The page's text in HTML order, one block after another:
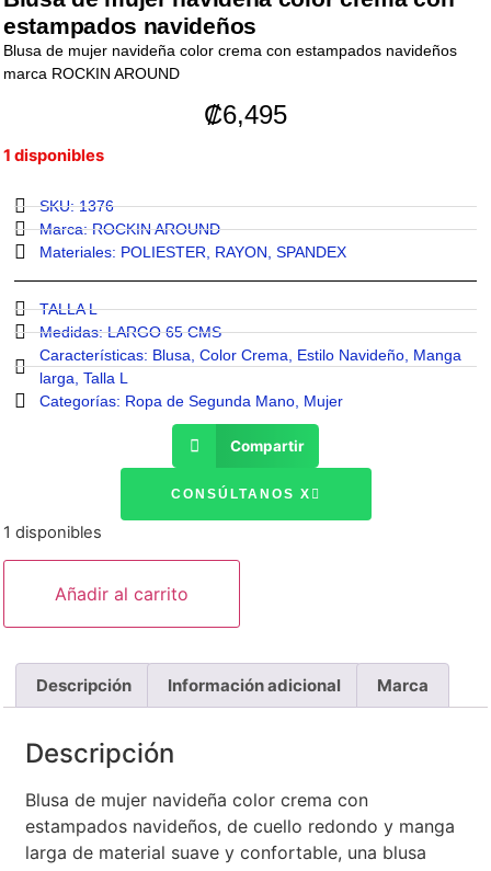
estampados navideños
Blusa de mujer navideña color crema con estampados navideños
marca ROCKIN AROUND
₡6,495
1 disponibles
SKU: 1376
Marca:ROCKIN AROUND
Materiales: POLIESTER RAYON SPANDEX
TALLA L
Medidas:LARGO 65 CMS
Características: Blusa Color Crema Estilo Navideño Manga
larga Talla L
Categorías: Ropa de Segunda Mano Mujer
Compartir
CONSÚLTANOS X
1 disponibles
Añadir al carrito
Descripción Información adicional Marca
Descripción
Blusa de mujer navideña color crema con
estampados navideños, de cuello redondo y manga
larga de material suave y confortable, una blusa